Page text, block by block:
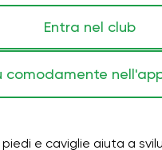
Entra nel club
comodamente
e caviglie aiuta a